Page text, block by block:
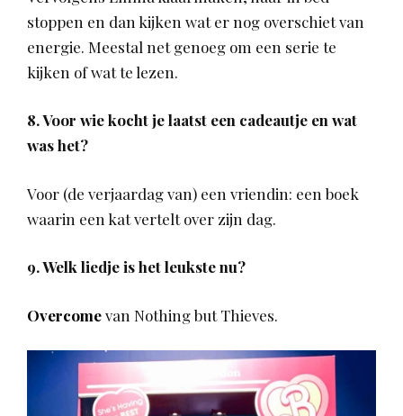
stoppen en dan kijken wat er nog overschiet van
energie. Meestal net genoeg om een serie te
kijken of wat te lezen.
8. Voor wie kocht je laatst een cadeautje en wat
was het?
Voor (de verjaardag van) een vriendin: een boek
waarin een kat vertelt over zijn dag.
9. Welk liedje is het leukste nu?
Overcomevan Nothing but Thieves.